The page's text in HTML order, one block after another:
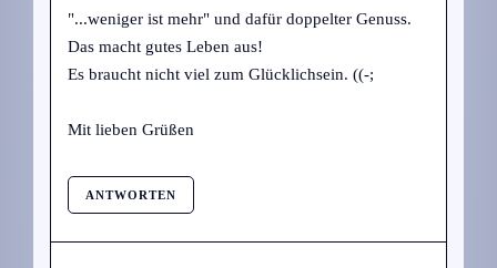
"...weniger ist mehr" und dafür doppelter Genuss.
Das macht gutes Leben aus!
Es braucht nicht viel zum Glücklichsein. ((-;
Mit lieben Grüßen
ANTWORTEN